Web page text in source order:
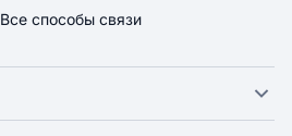
Все способы связи